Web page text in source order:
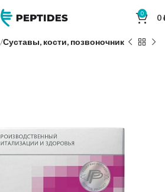
0 0
Суставы, кости, позвоночник